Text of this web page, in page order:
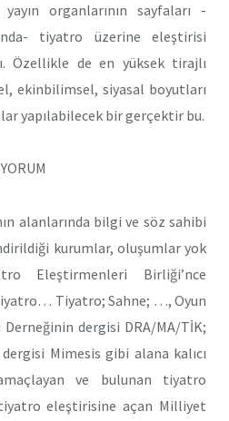
organlarının sayfaları -
tiyatro üzerine eleştirisi
Özellikle de en yüksek tirajlı
ekinbilimsel, siyasal boyutları
yapılabilecek bir gerçektir bu.
alanlarında bilgi ve söz sahibi
kurumlar, oluşumlar yok
Eleştirmenleri Birliği’nce
Tiyatro; Sahne; …, Oyun
Derneğinin dergisi DRA/MA/TİK;
Mimesis gibi alana kalıcı
ve bulunan tiyatro
eleştirisine açan Milliyet